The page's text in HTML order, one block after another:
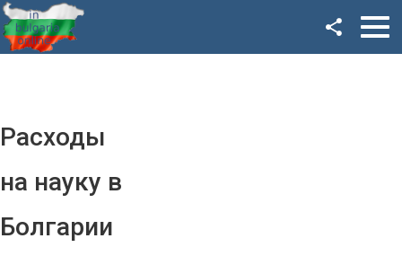
Расходы
на науку в
Болгарии